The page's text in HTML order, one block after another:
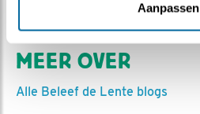
Aanpassen
MEER OVER
Alle Beleef de Lente blogs